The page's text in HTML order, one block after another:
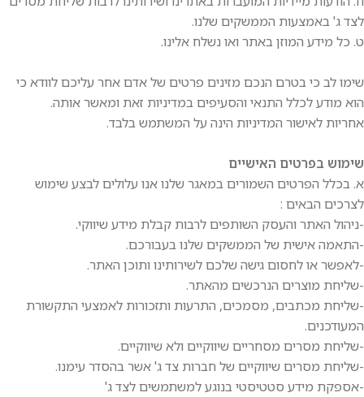
לצד ג' באמצעות הממשקים שלנו.
ט. כל מידע המוזן באתר ואו נשלח אלינו.
שימו לב כי בטרם הנכם מזינים פרטים של אדם אחר עליכם לוודא כי
הוא מודע לכלל התנאי והסעיפים במדיניות זאת ומאשר אותה.
אחריות לאישור המדיניות הינה על המשתמש בלבד.
שימוש בפרטים האישיים
א. בכלל הפרטים השמורים במאגר שלנו אנו עלולים לבצע שימוש
לצרכים הבאים :
-ניהול האתר והעסק השותפים לרבות קבלת מידע שיווקי.
-התאמה אישית של הממשקים שלנו בעבורכם.
-לאפשר או לחסום גישה שלכם לשירותינו ותוכן האתר.
-שליחת מוצרים הנרכשים מהאתר.
-שליחת מכתבים, מסמכים, התרעות ותזכורות לאמצעי התקשורת
המעודכנים.
-שליחת מסרים מסחריים שיווקיים ולא שיווקיים.
-שליחת מסרים שיווקיים של חברות צד ג' אשר בהסדר עימנו.
-אספקת מידע סטטיסטי בנוגע למשתמשים לצד ג'